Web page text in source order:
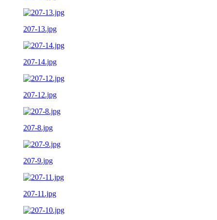
207-13.jpg
207-14.jpg
207-12.jpg
207-8.jpg
207-9.jpg
207-11.jpg